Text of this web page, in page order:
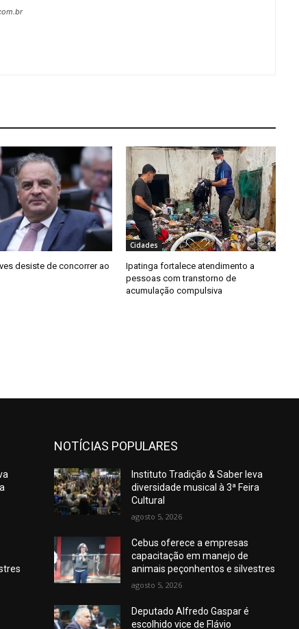
desiste de concorrer ao
Cidades
Ipatinga fortalece atendimento a
pessoas com transtorno de
acumulação compulsiva
NOTÍCIAS POPULARES
Instituto Tradição & Saber leva
diversidade musical à 3ª Feira
Cultural
agosto 5, 2026
Cebus oferece a empresas
capacitação em manejo de
animais peçonhentos e silvestres
agosto 5, 2026
Deputado Alfredo Gaspar é
escolhido vice de Flávio